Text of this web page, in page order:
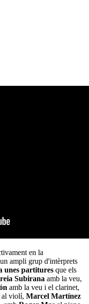
en la
ampli grup d'intèrprets
unes partitures que els
Subirana amb la veu,
amb la veu i el clarinet,
al violí, Marcel Martínez